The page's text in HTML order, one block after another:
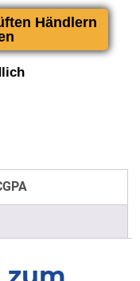
Händlern